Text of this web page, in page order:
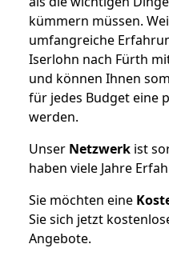
kümmern müssen.
umfangreiche
Iserlohn nach Fürth
und können Ihnen
für jedes Budget eine
werden.
Unser Netzwerk ist
haben viele Jahre
Sie möchten eine
Sie sich jetzt
Angebote.